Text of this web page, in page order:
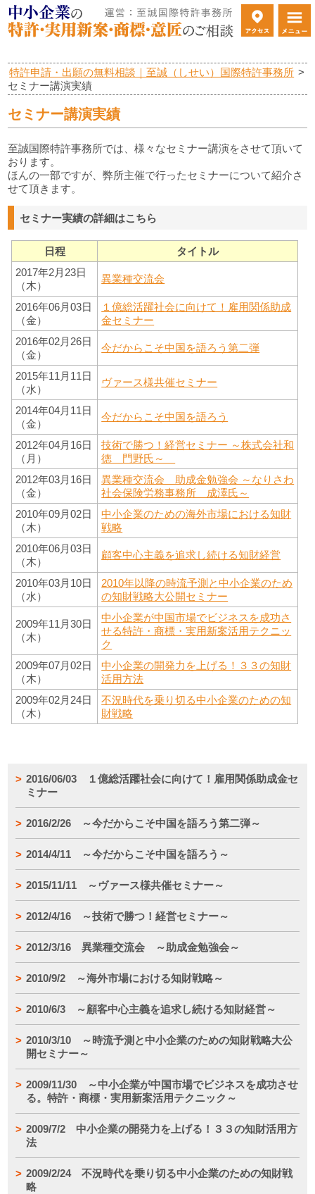
特許申請・出願の無料相談｜至誠（しせい）国際特許事務所 >
セミナー講演実績
セミナー講演実績
至誠国際特許事務所では、様々なセミナー講演をさせて頂いて
おります。
ほんの一部ですが、弊所主催で行ったセミナーについて紹介さ
せて頂きます。
セミナー実績の詳細はこちら
日程
タイトル
2017年2月23日
（木）
異業種交流会
2016年06月03日
（金）
１億総活躍社会に向けて！雇用関係助成
金セミナー
2016年02月26日
（金）
今だからこそ中国を語ろう第二弾
2015年11月11日
（水）
ヴァース様共催セミナー
2014年04月11日
（金）
今だからこそ中国を語ろう
2012年04月16日
（月）
技術で勝つ！経営セミナー ～株式会社和
徳 門野氏～
2012年03月16日
（金）
異業種交流会 助成金勉強会 ～なりさわ
社会保険労務事務所 成澤氏～
2010年09月02日
（木）
中小企業のための海外市場における知財
戦略
2010年06月03日
（木）
顧客中心主義を追求し続ける知財経営
2010年03月10日
（水）
2010年以降の時流予測と中小企業のため
の知財戦略大公開セミナー
2009年11月30日
（木）
中小企業が中国市場でビジネスを成功さ
せる特許・商標・実用新案活用テクニッ
ク
2009年07月02日
（木）
中小企業の開発力を上げる！３３の知財
活用方法
2009年02月24日
（木）
不況時代を乗り切る中小企業のための知
財戦略
2016/06/03 １億総活躍社会に向けて！雇用関係助成金セ
ミナー
2016/2/26 ～今だからこそ中国を語ろう第二弾～
2014/4/11 ～今だからこそ中国を語ろう～
2015/11/11 ～ヴァース様共催セミナー～
2012/4/16 ～技術で勝つ！経営セミナー～
2012/3/16 異業種交流会 ～助成金勉強会～
2010/9/2 ～海外市場における知財戦略～
2010/6/3 ～顧客中心主義を追求し続ける知財経営～
2010/3/10 ～時流予測と中小企業のための知財戦略大公
開セミナー～
2009/11/30 ～中小企業が中国市場でビジネスを成功させ
る。特許・商標・実用新案活用テクニック～
2009/7/2 中小企業の開発力を上げる！３３の知財活用方
法
2009/2/24 不況時代を乗り切る中小企業のための知財戦
略